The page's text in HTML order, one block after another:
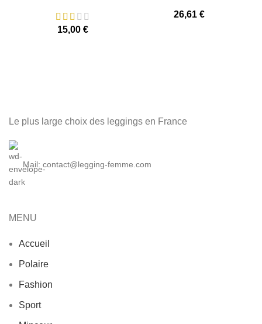
15,00 €
26,61 €
Le plus large choix des leggings en France
Mail: contact@legging-femme.com
MENU
Accueil
Polaire
Fashion
Sport